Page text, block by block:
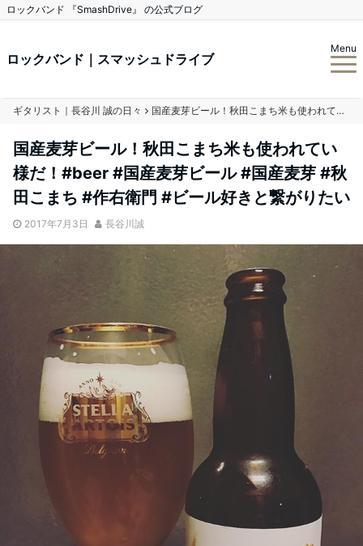
ロックバンド 『SmashDrive』 の公式ブログ
ロックバンド｜スマッシュドライブ
Menu
ギタリスト｜長谷川 誠の日々 国産麦芽ビール！秋田こまち米も使われてい様だ！#beer #国産麦芽ビール #国産麦芽 #秋田こまち #作右衛門 #ビール好きと繋がりたい
国産麦芽ビール！秋田こまち米も使われてい
様だ！#beer #国産麦芽ビール #国産麦芽 #秋
田こまち #作右衛門 #ビール好きと繋がりたい
2017年7月3日 長谷川誠